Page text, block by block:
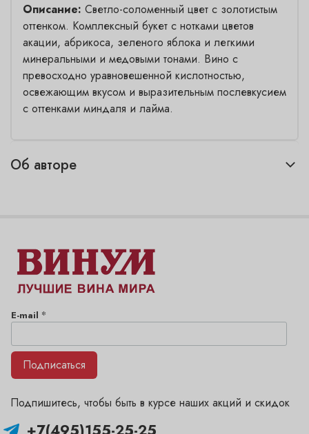
Описание: Светло-соломенный цвет с золотистым
оттенком. Комплексный букет с нотками цветов
акации, абрикоса, зеленого яблока и легкими
минеральными и медовыми тонами. Вино с
превосходно уравновешенной кислотностью,
освежающим вкусом и выразительным послевкусием
с оттенками миндаля и лайма.
Об авторе
Подпишитесь, чтобы быть в курсе наших акций и скидок
E-mail *
Подписаться